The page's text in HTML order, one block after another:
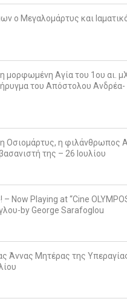
ο Μεγαλομάρτυς και
μορφωμένη Αγία του 1ου αι.
του Απόστολου Ανδρέα-
Οσιομάρτυς, η φιλάνθρωπος
της – 26 Ιουλίου
Now Playing at “Cine
by George Sarafoglou
Άννας Μητέρας της